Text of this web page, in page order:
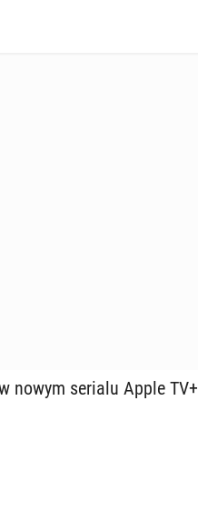
nowym serialu Apple TV+